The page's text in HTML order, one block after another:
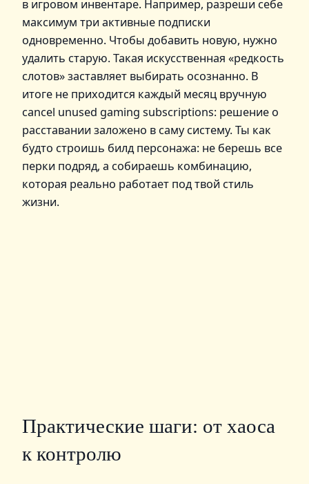
в игровом инвентаре. Например, разреши себе
максимум три активные подписки
одновременно. Чтобы добавить новую, нужно
удалить старую. Такая искусственная «редкость
слотов» заставляет выбирать осознанно. В
итоге не приходится каждый месяц вручную
cancel unused gaming subscriptions: решение о
расставании заложено в саму систему. Ты как
будто строишь билд персонажа: не берешь все
перки подряд, а собираешь комбинацию,
которая реально работает под твой стиль
жизни.
Практические шаги: от хаоса
к контролю